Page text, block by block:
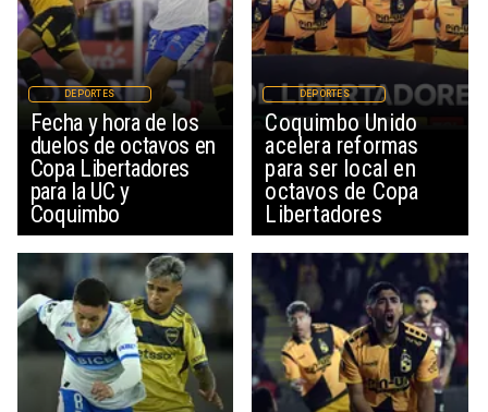
Fecha y hora de los
duelos de octavos en
Copa Libertadores
para la UC y
Coquimbo
DEPORTES
Coquimbo Unido
acelera reformas
para ser local en
octavos de Copa
Libertadores
DEPORTES